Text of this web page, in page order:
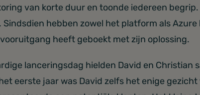
van korte duur en toonde iedereen
hebben zowel het platform als
heeft geboekt met zijn oplossing.
lanceringsdag hielden David en
eerste jaar was David zelfs het enige